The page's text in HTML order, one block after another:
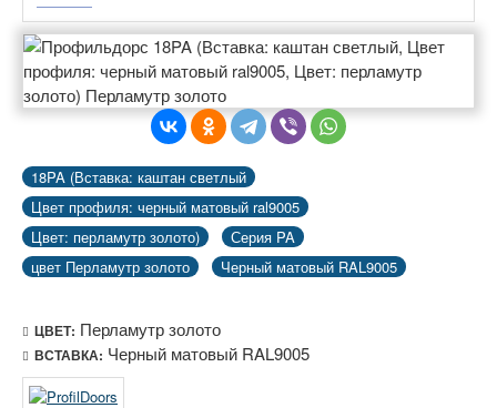
18PA (Вставка: каштан светлый
Цвет профиля: черный матовый ral9005
Цвет: перламутр золото)
Серия PA
цвет Перламутр золото
Черный матовый RAL9005
ЦВЕТ: Перламутр золото
ВСТАВКА: Черный матовый RAL9005